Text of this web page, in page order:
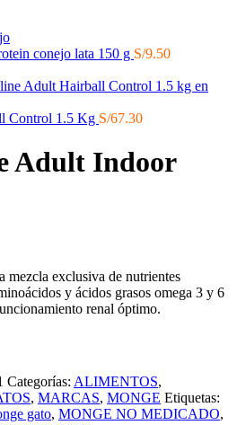
conejo lata 150 g S/9.50
Control 1.5 Kg S/67.30
Adult Indoor
exclusiva de nutrientes
y ácidos grasos omega 3 y 6
renal óptimo.
Categorías: ALIMENTOS,
, MARCAS, MONGE Etiquetas:
gato, MONGE NO MEDICADO,